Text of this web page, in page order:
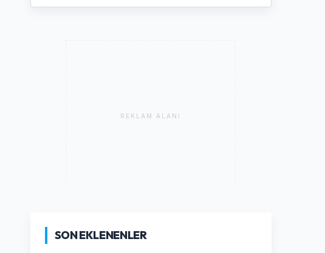
REKLAM ALANI
SON EKLENENLER